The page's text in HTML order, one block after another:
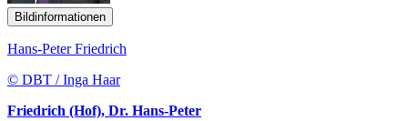
Bildinformationen
Hans-Peter Friedrich
© DBT / Inga Haar
Friedrich (Hof), Dr. Hans-Peter